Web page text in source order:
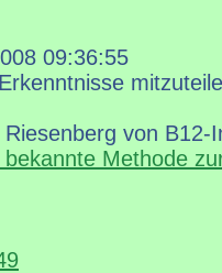
09:36:55
von B12-
bekannte Methode